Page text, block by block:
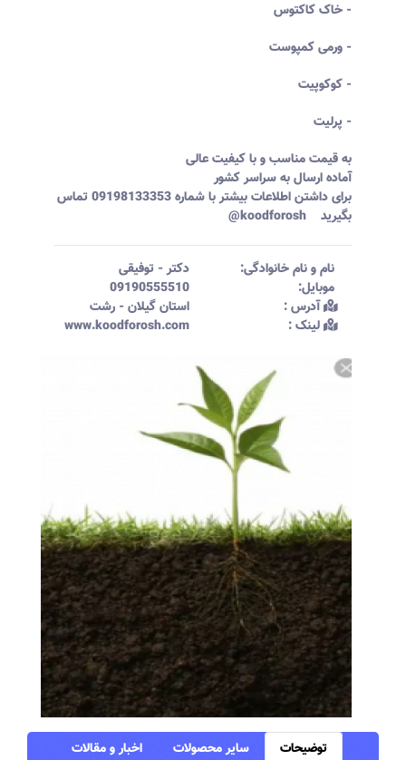
- خاک کاکتوس
- ورمی کمپوست
- کوکوپیت
- پرلیت
به قیمت مناسب و با کیفیت عالی
آماده ارسال به سراسر کشور
برای داشتن اطلاعات بیشتر با شماره 09198133353 تماس
بگیرید koodforosh@
نام و نام خانوادگی:‌ دکتر - توفیقی
موبایل:‌
09190555510
آدرس :‌
استان گیلان - رشت
لینک :‌
www.koodforosh.com
توضیحات سایر محصولات اخبار و مقالات